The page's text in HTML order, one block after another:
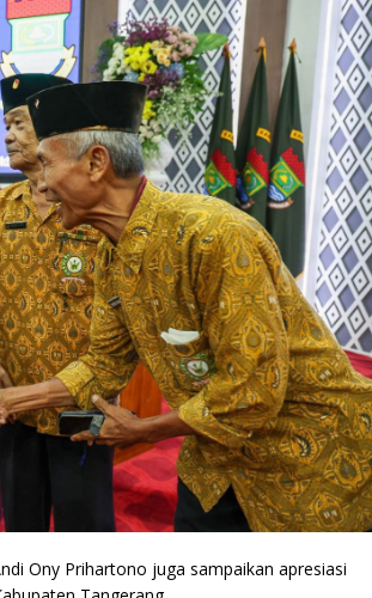
Ony Prihartono juga sampaikan apresiasi